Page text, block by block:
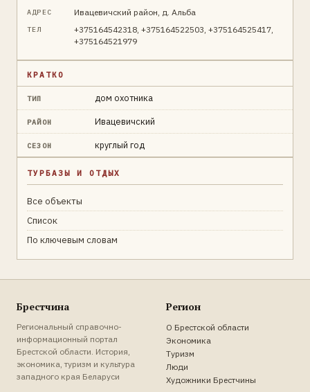
АДРЕС Ивацевичский район, д. Альба
ТЕЛ
+375164542318, +375164522503, +375164525417,
+375164521979
КРАТКО
ТИП дом охотника
РАЙОН Ивацевичский
СЕЗОН круглый год
ТУРБАЗЫ И ОТДЫХ
Все объекты
Список
По ключевым словам
Брестчина
Региональный справочно-
информационный портал
Брестской области. История,
экономика, туризм и культура
западного края Беларуси
Регион
О Брестской области
Экономика
Туризм
Люди
Художники Брестчины